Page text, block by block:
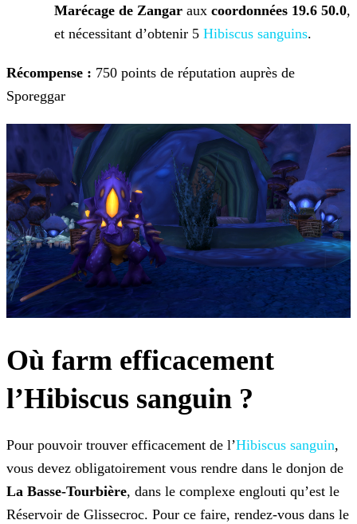
Marécage de Zangar aux coordonnées 19.6 50.0,
et nécessitant d’obtenir 5 Hibiscus sanguins.
Récompense : 750 points de réputation auprès de
Sporeggar
Où farm efficacement
l’Hibiscus sanguin ?
Pour pouvoir trouver efficacement de l’Hibiscus sanguin,
vous devez obligatoirement vous rendre dans le donjon de
La Basse-Tourbière, dans le complexe englouti qu’est le
Réservoir de Glissecroc. Pour ce faire, rendez-vous dans le